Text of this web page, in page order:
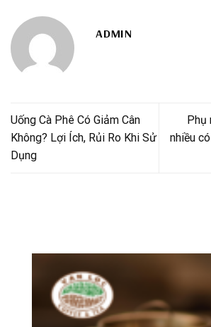
ADMIN
Uống Cà Phê Có Giảm Cân
Không? Lợi Ích, Rủi Ro Khi Sử
Dụng
Phụ
nhiều